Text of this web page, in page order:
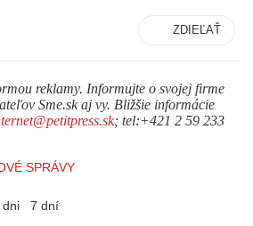
ZDIEĽAŤ
reklamy. Informujte o svojej firme
Sme.sk aj vy. Bližšie informácie
; tel:+421 2 59 233
SPRÁVY
dni 7 dní